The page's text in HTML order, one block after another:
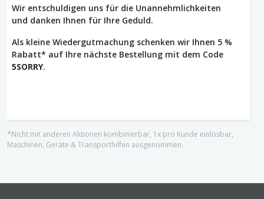
Wir entschuldigen uns für die Unannehmlichkeiten
und danken Ihnen für Ihre Geduld.
Als kleine Wiedergutmachung schenken wir Ihnen 5 %
Rabatt* auf Ihre nächste Bestellung mit dem Code
5SORRY.
*Nicht mit anderen Aktionen kombinierbar, 1x pro Kunde einlösbar,
Maschinen, Geräte & Transporthilfen ausgenommen.